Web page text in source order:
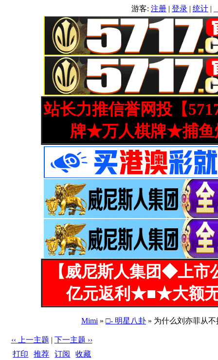
游客: 注册 | 登录 | 统计 |
站长力推信誉网投【
牌★万人棋牌★捕鱼
【威尼斯人集团◆上
亿元返利★■★大额
Mimi » □- 明星八卦» 为什么刘亦菲从不
‹‹ 上一主题 | 下一主题 ››
打印 |推荐 |订阅 |收藏